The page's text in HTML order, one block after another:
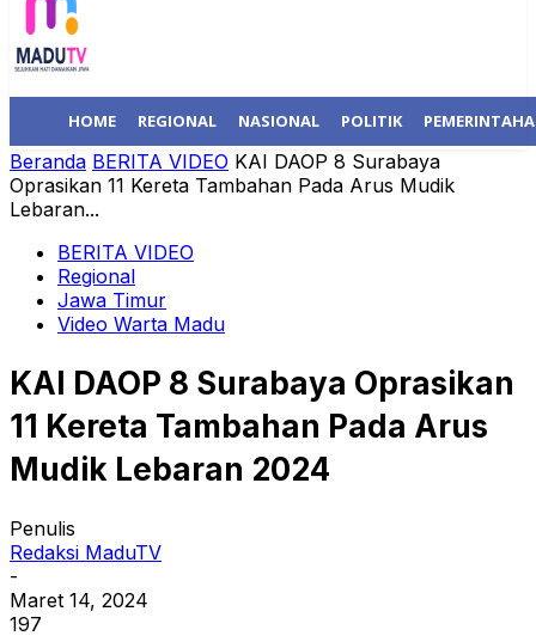
HOME REGIONAL NASIONAL POLITIK
Beranda BERITA VIDEO KAI DAOP 8 Surabaya
Oprasikan 11 Kereta Tambahan Pada Arus Mudik
Lebaran...
BERITA VIDEO
Regional
Jawa Timur
Video Warta Madu
KAI DAOP 8 Surabaya Oprasikan
11 Kereta Tambahan Pada Arus
Mudik Lebaran 2024
Penulis
Redaksi MaduTV
-
Maret 14, 2024
197